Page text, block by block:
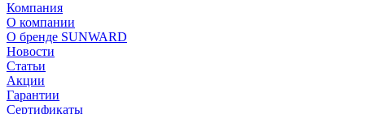
Компания
О компании
О бренде SUNWARD
Новости
Статьи
Акции
Гарантии
Сертификаты